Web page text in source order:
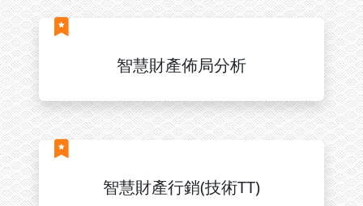
智慧財產佈局分析
智慧財產行銷(技術TT)